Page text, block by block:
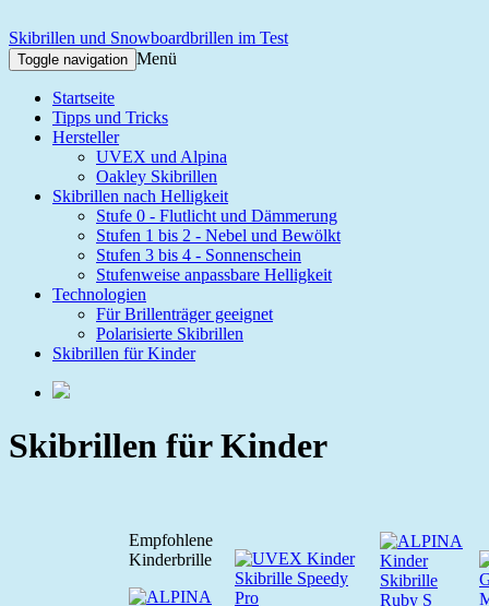
Skibrillen und Snowboardbrillen im Test
Toggle navigation Menü
Startseite
Tipps und Tricks
Hersteller
UVEX und Alpina
Oakley Skibrillen
Skibrillen nach Helligkeit
Stufe 0 - Flutlicht und Dämmerung
Stufen 1 bis 2 - Nebel und Bewölkt
Stufen 3 bis 4 - Sonnenschein
Stufenweise anpassbare Helligkeit
Technologien
Für Brillenträger geeignet
Polarisierte Skibrillen
Skibrillen für Kinder
Skibrillen für Kinder
Empfohlene
Kinderbrille